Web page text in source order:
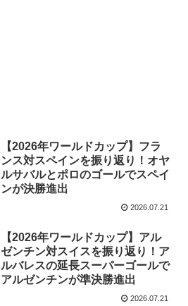
【2026年ワールドカップ】フラ
ンス対スペインを振り返り！オヤ
ルサバルとポロのゴールでスペイ
ンが決勝進出
2026.07.21
【2026年ワールドカップ】アル
ゼンチン対スイスを振り返り！ア
ルバレスの延長スーパーゴールで
アルゼンチンが準決勝進出
2026.07.21